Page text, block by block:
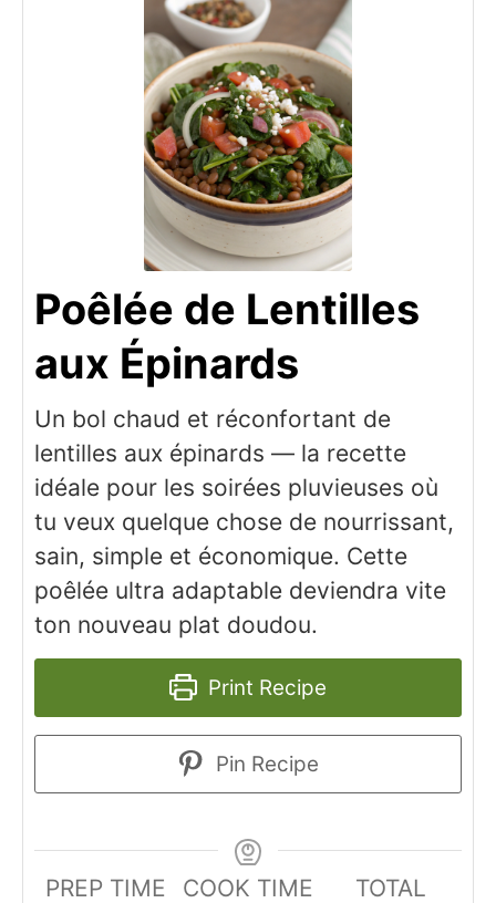
Poêlée de Lentilles
aux Épinards
Un bol chaud et réconfortant de
lentilles aux épinards — la recette
idéale pour les soirées pluvieuses où
tu veux quelque chose de nourrissant,
sain, simple et économique. Cette
poêlée ultra adaptable deviendra vite
ton nouveau plat doudou.
Print Recipe
Pin Recipe
PREP TIME
COOK TIME
TOTAL